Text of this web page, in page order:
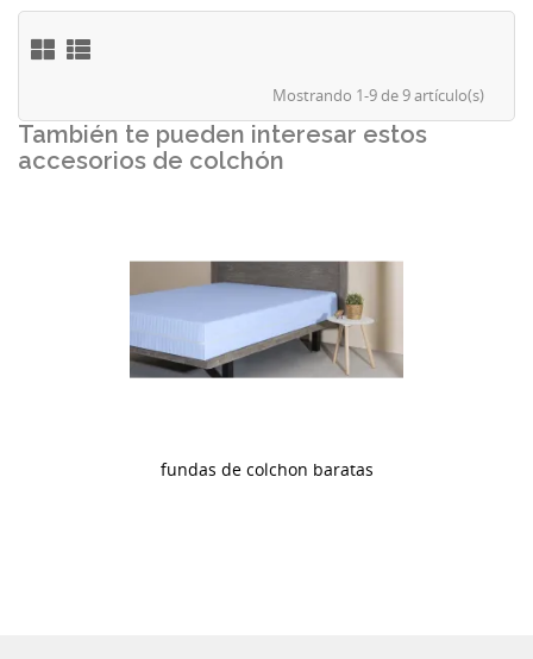
Mostrando 1-9 de 9 artículo(s)
También te pueden interesar estos
accesorios de colchón
fundas de colchon baratas